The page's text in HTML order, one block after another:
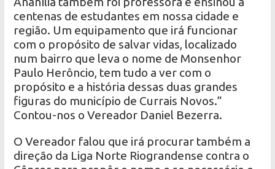
centenas de estudantes em nossa cidade e
região. Um equipamento que irá funcionar
com o propósito de salvar vidas, localizado
num bairro que leva o nome de Monsenhor
Paulo Herôncio, tem tudo a ver com o
propósito e a história dessas duas grandes
figuras do município de Currais Novos.”
Contou-nos o Vereador Daniel Bezerra.
O Vereador falou que irá procurar também a
direção da Liga Norte Riograndense contra o